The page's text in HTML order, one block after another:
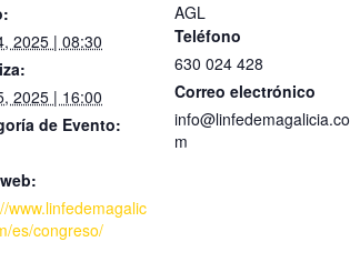
2025 | 08:30
2025 | 16:00
de Evento:
www.linfedemagalic
es/congreso/
AGL
Teléfono
630 024 428
Correo electrónico
info@linfedemagalicia.co
m